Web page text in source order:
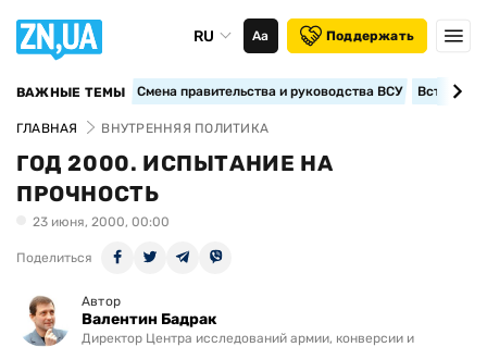
RU Аа Поддержать
ВАЖНЫЕ ТЕМЫ Смена правительства и руководства ВСУ
ГЛАВНАЯ ВНУТРЕННЯЯ ПОЛИТИКА
ГОД 2000. ИСПЫТАНИЕ НА
ПРОЧНОСТЬ
23 июня, 2000, 00:00
Поделиться
Автор
Валентин Бадрак
Директор Центра исследований армии, конверсии и